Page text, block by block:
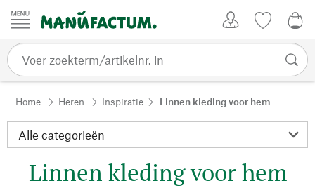
Passer au contenu
Home Heren Inspiratie Linnen kleding voor hem
Linnen kleding voor hem